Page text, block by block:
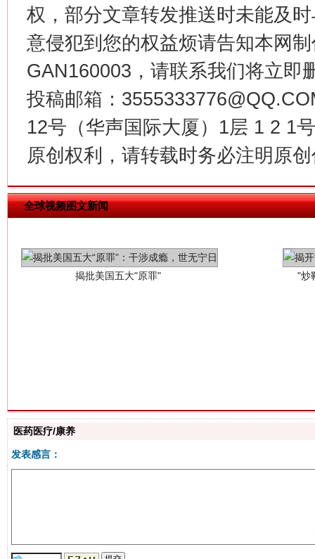
权，部分文章转发推送时未能及
意侵犯到您的权益烦请告知本网
GAN160003，请联系我们将立即
投稿邮箱：
12号（华声国际大厦）1层 1 2 1
原创权利，请转载时务必注明原
全球视频图文新闻
“刷贴”乱象丛生
生
揭批美国五大"原罪" "炒
医药医疗/康养
发表感言：